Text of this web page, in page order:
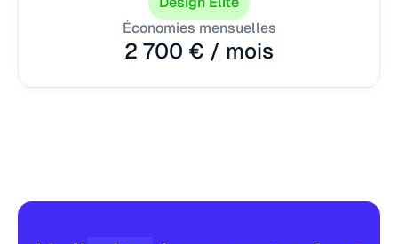
Économies mensuelles
2 700 € / mois